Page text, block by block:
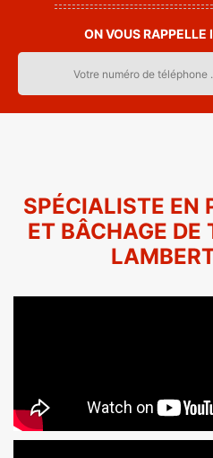
ON VOUS
SPÉCIALISTE EN
ET BÂCHAGE DE